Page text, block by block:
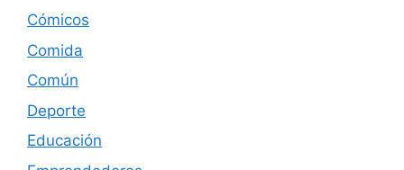
Cómicos
Comida
Común
Deporte
Educación